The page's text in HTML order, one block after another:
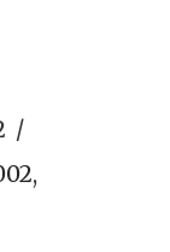
,